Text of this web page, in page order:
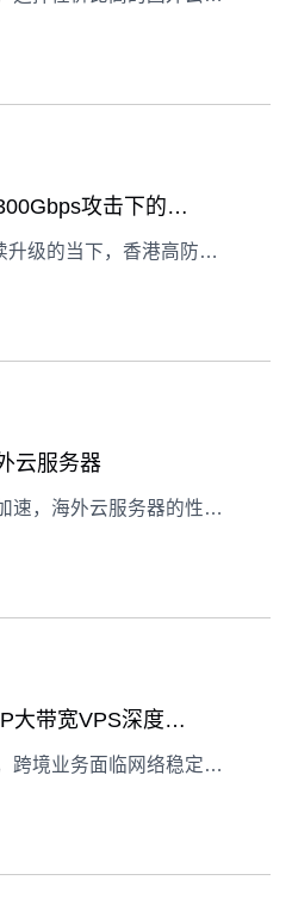
香港高防VPS实测300Gbps攻击下的稳定表现
在DDoS攻击规模持续升级的当下，香港高防VPS凭借其独特的地理优势与防御能力成为企业首选。本文通过真实300Gbps混合攻击测试数据，深度解析香港机房如何实现攻击流量精准清洗，同时保持业务零中断的稳定表现，为金融、游戏等重防护行业提供服务器选型参考。 香港高防VPS实测: 300Gbps攻击下的稳定表现,香港高带宽vps 测试环境搭建与攻击模拟方案 本次实测选用香港Tier
云服务器
随着全球数字化转型加速，海外云服务器的性能优化成为企业出海的关键课题。
跨境业务必备原生IP大带宽VPS深度解析
在全球化商业浪潮中，跨境业务面临网络稳定性与合规性双重考验。原生IP大带宽VPS凭借其独特的网络优势，正在成为企业突破地域限制的核心基础设施。本文将深入解析这类特殊服务器的技术特征、应用场景及选型策略，为跨境电商、海外营销等业务提供关键技术支持。 跨境业务必备原生IP大带宽VPS深度解析-网络架构解决方案 原生IP的核心价值与网络拓扑架构 原生IP（Native